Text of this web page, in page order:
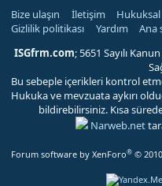
Bize ulaşın
İletişim Hukuksal
Gizlilik politikası
Yardım Ana
ISGfrm.com; 5651 Sayılı
Bu sebeple içerikleri kontrol
Hukuka ve mevzuata aykırı
bildirebilirsiniz. Kısa
Narweb.net
Forum software by XenForo® ©